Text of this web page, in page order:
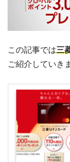
この記事では三
ご紹介していき